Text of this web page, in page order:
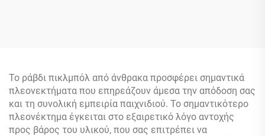
Το ράβδι πικλμπόλ από άνθρακα προσφέρει σημαντικά
πλεονεκτήματα που επηρεάζουν άμεσα την απόδοση σας
και τη συνολική εμπειρία παιχνιδιού. Το σημαντικότερο
πλεονέκτημα έγκειται στο εξαιρετικό λόγο αντοχής
προς βάρος του υλικού, που σας επιτρέπει να